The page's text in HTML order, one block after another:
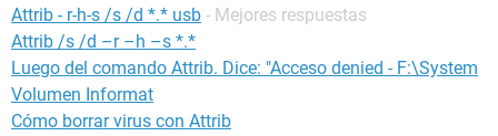
Attrib - r-h-s /s /d *.* usb - Mejores respuestas
Attrib /s /d –r –h –s *.*
Luego del comando Attrib. Dice: "Acceso denied - F:\System
Volumen Informat
Cómo borrar virus con Attrib